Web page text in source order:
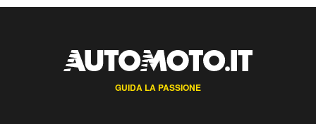
GUIDA LA PASSIONE